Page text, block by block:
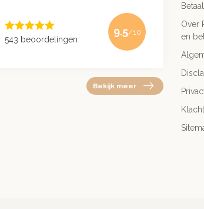
543 beoordelingen
9.5/10
Bekijk meer
Over
en